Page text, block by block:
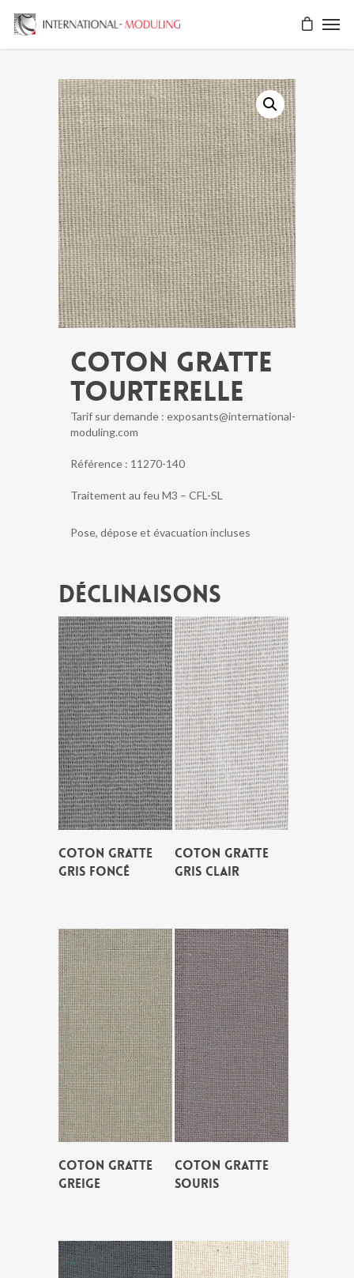
COTON GRATTE
TOURTERELLE
Tarif sur demande : exposants@international-
moduling.com
Référence : 11270-140
Traitement au feu M3 – CFL-SL
Pose, dépose et évacuation incluses
Déclinaisons
COTON GRATTE
GRIS FONCÉ
COTON GRATTE
GRIS CLAIR
COTON GRATTE
GREIGE
COTON GRATTE
SOURIS